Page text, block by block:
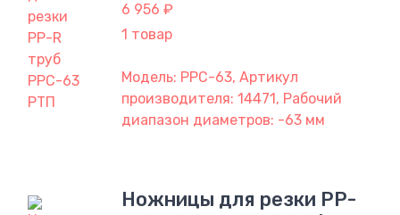
6 956 ₽
1 товар
Модель: PPC-63, Артикул
производителя: 14471, Рабочий
диапазон диаметров: -63 мм
Ножницы для резки PP-